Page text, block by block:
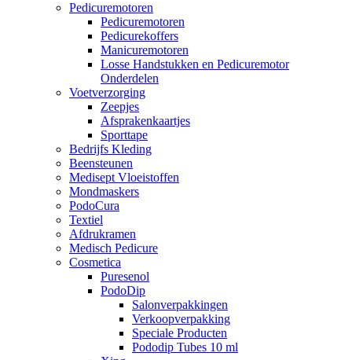
Pedicuremotoren
Pedicuremotoren
Pedicurekoffers
Manicuremotoren
Losse Handstukken en Pedicuremotor
Onderdelen
Voetverzorging
Zeepjes
Afsprakenkaartjes
Sporttape
Bedrijfs Kleding
Beensteunen
Medisept Vloeistoffen
Mondmaskers
PodoCura
Textiel
Afdrukramen
Medisch Pedicure
Cosmetica
Puresenol
PodoDip
Salonverpakkingen
Verkoopverpakking
Speciale Producten
Pododip Tubes 10 ml